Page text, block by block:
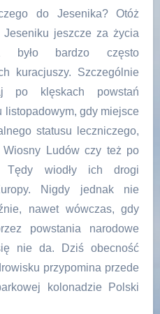
do Jesenika? Otóż
jeszcze za życia
było bardzo często
kuracjuszy. Szczególnie
po klęskach powstań
listopadowym, gdy miejsce
statusu leczniczego,
Ludów czy też po
Tędy wiodły ich drogi
Nigdy jednak nie
nawet wówczas, gdy
powstania narodowe
nie da. Dziś obecność
przypomina przede
kolonadzie Polski